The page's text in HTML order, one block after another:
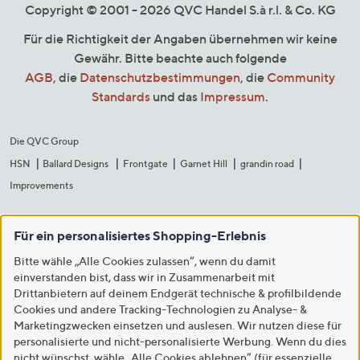
Copyright © 2001 - 2026 QVC Handel S.à r.l. & Co. KG
Für die Richtigkeit der Angaben übernehmen wir keine
Gewähr. Bitte beachte auch folgende
AGB, die Datenschutzbestimmungen, die Community
Standards und das Impressum.
Die QVC Group
HSN
Ballard Designs Frontgate Garnet Hill
grandin road
Improvements
Für ein personalisiertes Shopping-Erlebnis
Bitte wähle „Alle Cookies zulassen“, wenn du damit
einverstanden bist, dass wir in Zusammenarbeit mit
Drittanbietern auf deinem Endgerät technische & profilbildende
Cookies und andere Tracking-Technologien zu Analyse- &
Marketingzwecken einsetzen und auslesen. Wir nutzen diese für
personalisierte und nicht-personalisierte Werbung. Wenn du dies
nicht wünschst, wähle „Alle Cookies ablehnen“ (für essenzielle